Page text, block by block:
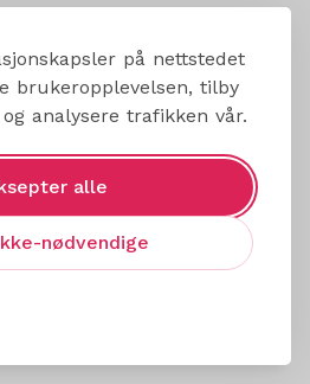
på nettstedet
brukeropplevelsen, tilby
analysere trafikken vår.
alle
nødvendige